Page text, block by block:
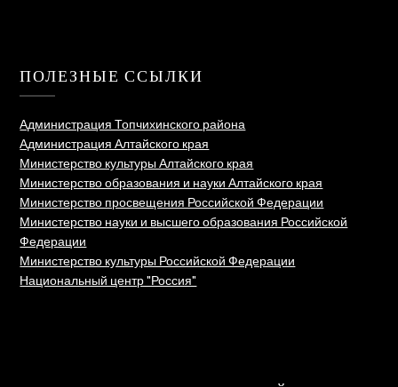
ПОЛЕЗНЫЕ ССЫЛКИ
Администрация Топчихинского района
Администрация Алтайского края
Министерство культуры Алтайского края
Министерство образования и науки Алтайского края
Министерство просвещения Российской Федерации
Министерство науки и высшего образования Российской
Федерации
Министерство культуры Российской Федерации
Национальный центр "Россия"